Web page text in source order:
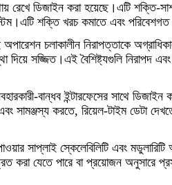
রেখে ডিজাইন করা হয়েছে।এটি শক্তি-
শক্তি খরচ কমাতে এবং
চলাকালীন নিরাপত্তাকে
দিয়ে সজ্জিত।এই বৈশিষ্ট্যগুলি নিরাপদ
বান্ধব ইন্টারফেসের সাথে
সামঞ্জস্য করতে, রিয়েল-টাইম ডেটা
সাপ্লাই স্কেলেবিলিটি এবং
করা যেতে পারে বা প্রয়োজন অনুসারে